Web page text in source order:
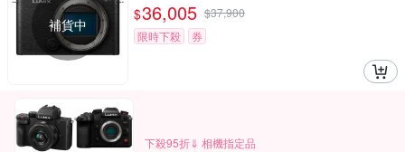
補貨中
$36,005 $37,900
限時下殺
券
下殺95折⇓ 相機指定品